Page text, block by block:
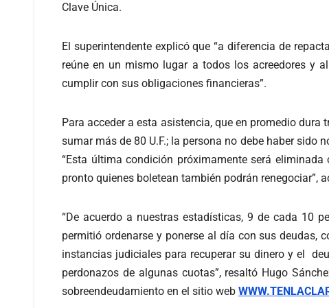
Clave Única.
El superintendente explicó que “a diferencia de
reúne en un mismo lugar a todos los acreedores y
cumplir con sus obligaciones financieras”.
Para acceder a esta asistencia, que en promedio
sumar más de 80 U.F.; la persona no debe haber
“Esta última condición próximamente será
pronto quienes boletean también podrán renegociar”,
“De acuerdo a nuestras estadísticas, 9 de cada 10
permitió ordenarse y ponerse al día con sus deudas,
instancias judiciales para recuperar su dinero y el
perdonazos de algunas cuotas”, resaltó Hugo
sobreendeudamiento en el sitio web